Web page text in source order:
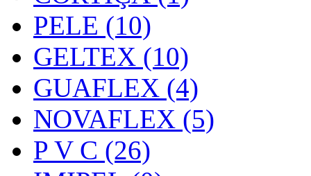
PELE (10)
GELTEX (10)
GUAFLEX (4)
NOVAFLEX (5)
P V C (26)